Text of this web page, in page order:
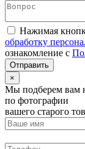
Нажимая
обработку
ознакомление с
×
Мы подберем вам
по фотографии
вашего старого